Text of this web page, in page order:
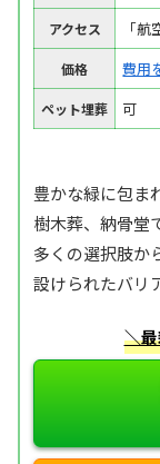
アクセス 「
価格 費用
ペット埋葬 可
豊かな緑に包ま
樹木葬、納骨堂
多くの選択肢か
設けられたバリ
＼